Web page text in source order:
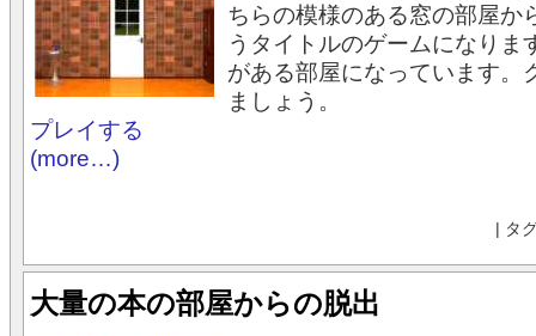
ちらの模様のある窓の部屋か
うタイトルのゲームになりま
がある部屋になっています。
ましょう。
プレイする
(more…)
| タ
大量の本の部屋からの脱出